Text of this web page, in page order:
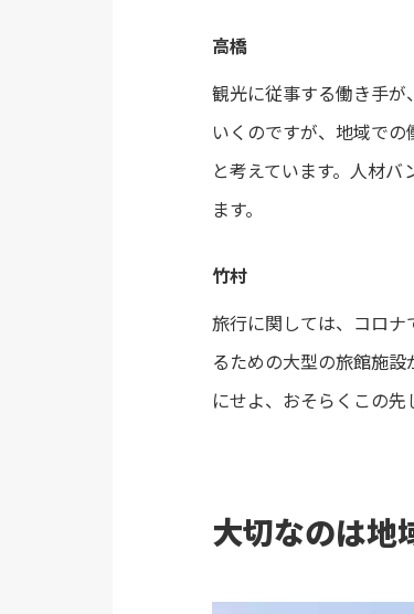
高橋
観光に従事する働き手が
いくのですが、地域で
と考えています。人材
ます。
竹村
旅行に関しては、コロ
るための大型の旅館施
にせよ、おそらくこの先
大切なのは地